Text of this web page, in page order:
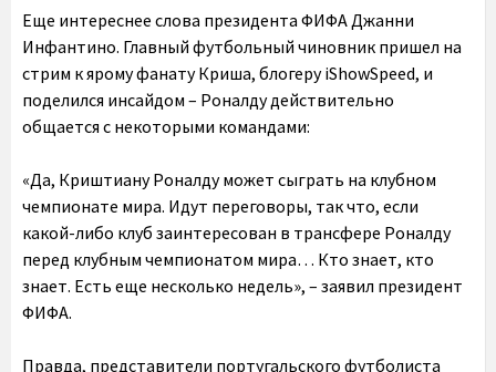
Еще интереснее слова президента ФИФА Джанни
Инфантино. Главный футбольный чиновник пришел на
стрим к ярому фанату Криша, блогеру iShowSpeed, и
поделился инсайдом – Роналду действительно
общается с некоторыми командами:
«Да, Криштиану Роналду может сыграть на клубном
чемпионате мира. Идут переговоры, так что, если
какой-либо клуб заинтересован в трансфере Роналду
перед клубным чемпионатом мира… Кто знает, кто
знает. Есть еще несколько недель», – заявил президент
ФИФА.
Правда, представители португальского футболиста